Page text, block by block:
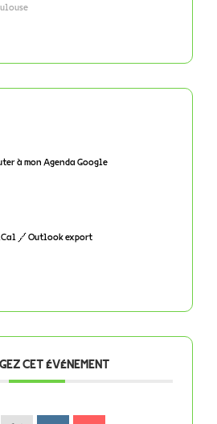
à mon Agenda Google
/ Outlook export
CET ÉVÉNEMENT